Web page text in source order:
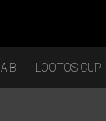
B LOOTOS CUP